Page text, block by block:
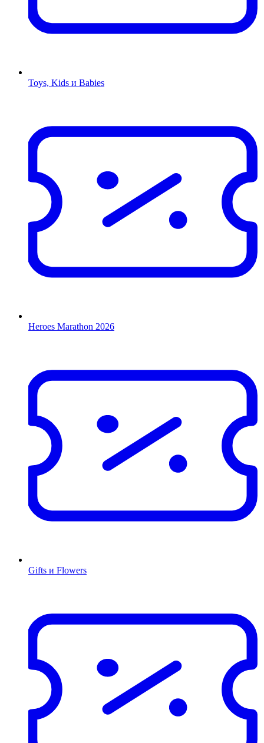
Toys, Kids и Babies
Heroes Marathon 2026
Gifts и Flowers